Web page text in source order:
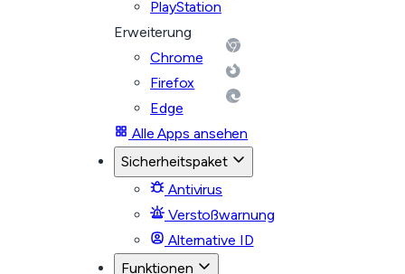
PlayStation
Erweiterung
Chrome
Firefox
Edge
Alle Apps ansehen
Sicherheitspaket
Antivirus
Verstoßwarnung
Alternative ID
Funktionen